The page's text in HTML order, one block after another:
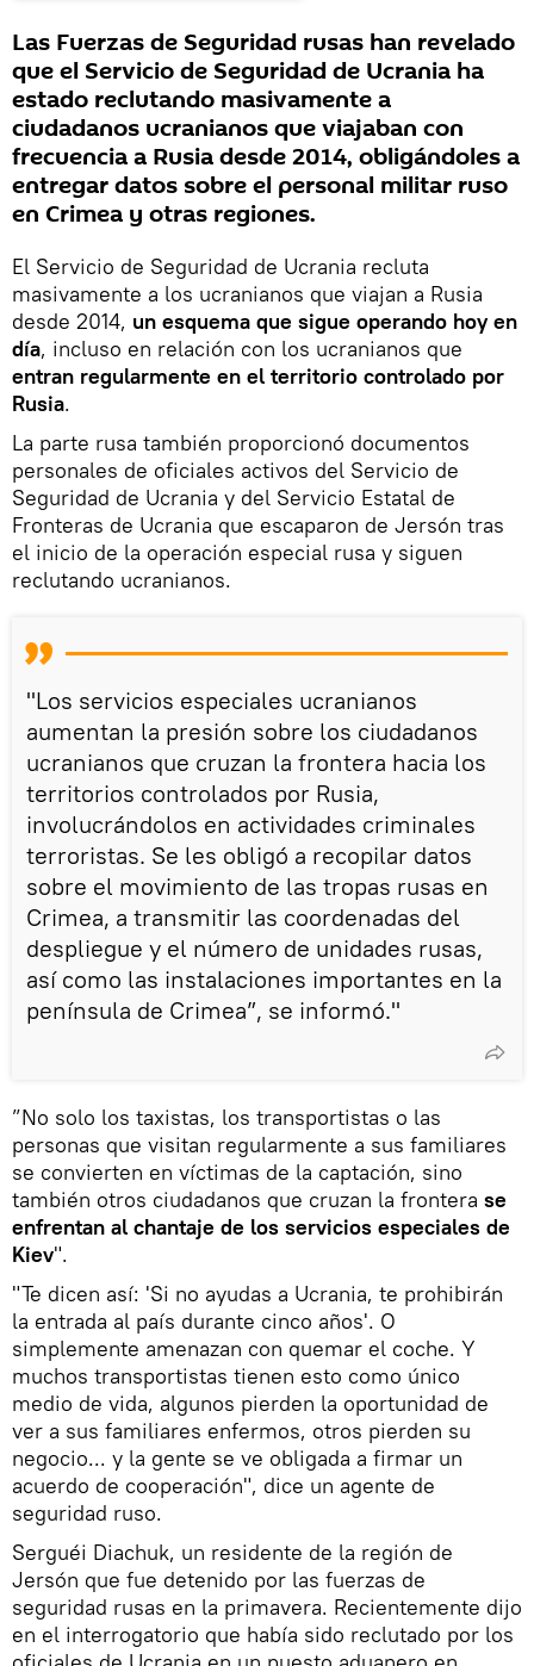
Las Fuerzas de Seguridad rusas han revelado
que el Servicio de Seguridad de Ucrania ha
estado reclutando masivamente a
ciudadanos ucranianos que viajaban con
frecuencia a Rusia desde 2014, obligándoles a
entregar datos sobre el personal militar ruso
en Crimea y otras regiones.
El Servicio de Seguridad de Ucrania recluta
masivamente a los ucranianos que viajan a Rusia
desde 2014, un esquema que sigue operando hoy en
día, incluso en relación con los ucranianos que
entran regularmente en el territorio controlado por
Rusia.
La parte rusa también proporcionó documentos
personales de oficiales activos del Servicio de
Seguridad de Ucrania y del Servicio Estatal de
Fronteras de Ucrania que escaparon de Jersón tras
el inicio de la operación especial rusa y siguen
reclutando ucranianos.
"Los servicios especiales ucranianos
aumentan la presión sobre los ciudadanos
ucranianos que cruzan la frontera hacia los
territorios controlados por Rusia,
involucrándolos en actividades criminales
terroristas. Se les obligó a recopilar datos
sobre el movimiento de las tropas rusas en
Crimea, a transmitir las coordenadas del
despliegue y el número de unidades rusas,
así como las instalaciones importantes en la
península de Crimea”, se informó."
”No solo los taxistas, los transportistas o las
personas que visitan regularmente a sus familiares
se convierten en víctimas de la captación, sino
también otros ciudadanos que cruzan la frontera se
enfrentan al chantaje de los servicios especiales de
Kiev".
"Te dicen así: 'Si no ayudas a Ucrania, te prohibirán
la entrada al país durante cinco años'. O
simplemente amenazan con quemar el coche. Y
muchos transportistas tienen esto como único
medio de vida, algunos pierden la oportunidad de
ver a sus familiares enfermos, otros pierden su
negocio... y la gente se ve obligada a firmar un
acuerdo de cooperación", dice un agente de
seguridad ruso.
Serguéi Diachuk, un residente de la región de
Jersón que fue detenido por las fuerzas de
seguridad rusas en la primavera. Recientemente dijo
en el interrogatorio que había sido reclutado por los